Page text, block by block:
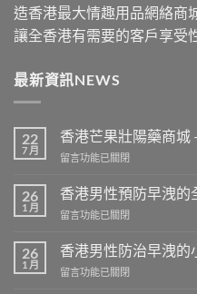
造香港最大情趣用品網絡商
讓全香港有需要的客戶享受
最新資訊NEWS
22
7 月
香港芒果壯陽藥商城
在
港
芒
果
陽
藥
商
留言功能已關閉
26
1 月
香港男性預防早洩的
在
港
男
性
留言功能已關閉
26
1 月
香港男性防治早洩的
在
留言功能已關閉